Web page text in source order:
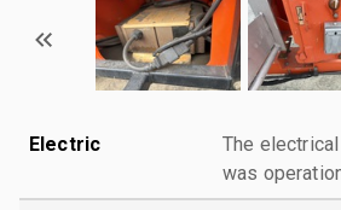
Electric
The
was